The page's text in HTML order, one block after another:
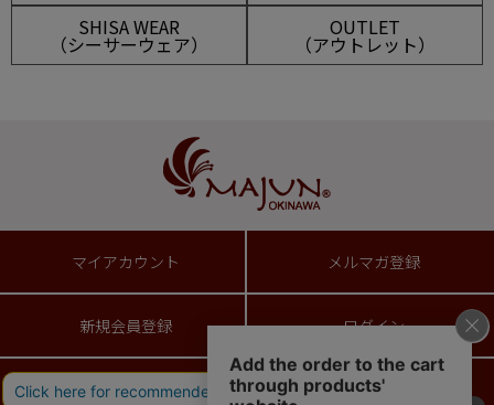
SHISA WEAR
（シーサーウェア）
OUTLET
（アウトレット）
マイアカウント メルマガ登録
新規会員登録 ログイン
ショッピングガイド 送料とお支払い方法について